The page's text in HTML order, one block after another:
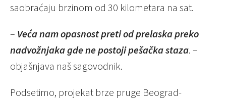
saobraćaju brzinom od 30 kilometara na sat.
– Veća nam opasnost preti od prelaska preko
nadvožnjaka gde ne postoji pešačka staza. –
objašnjava naš sagovodnik.
Podsetimo, projekat brze pruge Beograd-